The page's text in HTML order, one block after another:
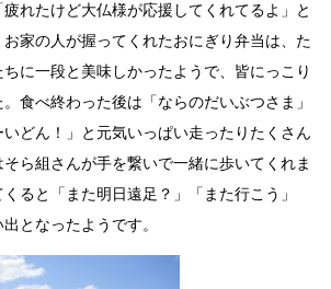
れたけど大仏様が応援してくれてるよ」と
家の人が握ってくれたおにぎり弁当は、た
に一段と美味しかったようで、皆にっこり
食べ終わった後は「ならのだいぶつさま」
どん！」と元気いっぱい走ったりたくさん
ら組さんが手を繋いで一緒に歩いてくれま
ると「また明日遠足？」「また行こう」
となったようです。